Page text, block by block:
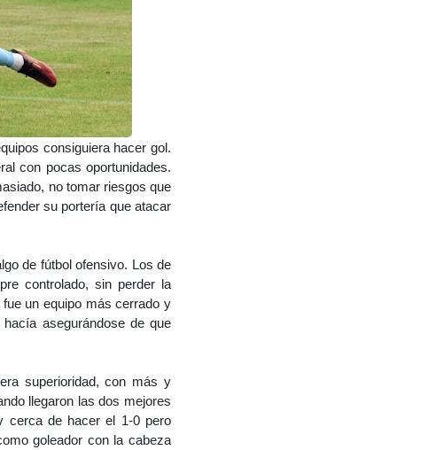
consiguiera hacer gol.
con pocas oportunidades.
no tomar riesgos que
su portería que atacar
de fútbol ofensivo. Los de
controlado, sin perder la
un equipo más cerrado y
asegurándose de que
superioridad, con más y
llegaron las dos mejores
cerca de hacer el 1-0 pero
goleador con la cabeza